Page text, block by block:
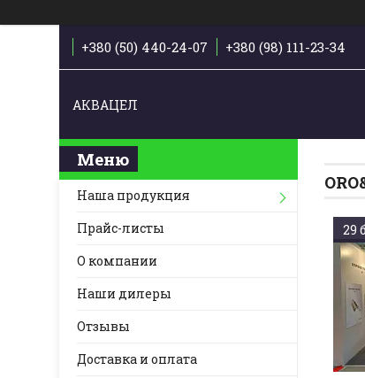
+380 (50) 440-24-07 +380 (98) 111-23-34
АКВАЦЕЛ
29
Наша продукция
Прайс-листы
О компании
Наши дилеры
Отзывы
Доставка и оплата